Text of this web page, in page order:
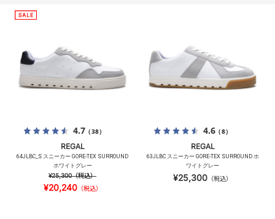
4.7（38）
REGAL
64JLBC_S スニーカー GORE-TEX SURROUND
ホワイトグレー
¥25,300（税込）
¥20,240（税込）
4.6（8）
REGAL
63JLBC スニーカー GORE-TEX SURROUND ホ
ワイトグレー
¥25,300 （税込）